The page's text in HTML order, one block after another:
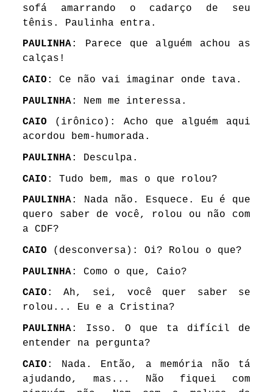
sofá amarrando o cadarço de seu
tênis. Paulinha entra.
PAULINHA: Parece que alguém achou as
calças!
CAIO : Ce não vai imaginar onde tava.
PAULINHA: Nem me interessa.
CAIO (irônico): Acho que alguém aqui
acordou bem-humorada.
PAULINHA: Desculpa.
CAIO : Tudo bem, mas o que rolou?
PAULINHA: Nada não. Esquece. Eu é que
quero saber de você, rolou ou não com
a CDF?
CAIO (desconversa): Oi? Rolou o que?
PAULINHA: Como o que, Caio?
CAIO : Ah, sei, você quer saber se
rolou... Eu e a Cristina?
PAULINHA: Isso. O que ta difícil de
entender na pergunta?
CAIO : Nada. Então, a memória não tá
ajudando, mas... Não fiquei com